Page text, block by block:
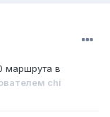
маршрута в
chi